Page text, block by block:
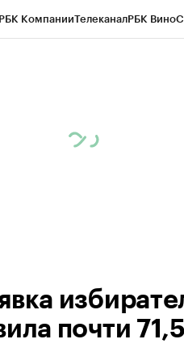
РБК КомпанииТелеканалРБК Вино
почти